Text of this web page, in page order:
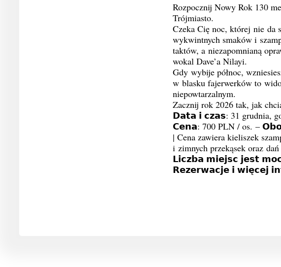
Rozpocznij Nowy Rok 130
Trójmiasto.
Czeka Cię noc, której nie da
wykwintnych smaków i
taktów, a niezapomnianą
wokal Dave’a Nilayi.
Gdy wybije północ,
w blasku fajerwerków to
niepowtarzalnym.
Zacznij rok 2026 tak, jak
𝗗𝗮𝘁𝗮 𝗶 𝗰𝘇𝗮𝘀: 31 grudnia,
𝗖𝗲𝗻𝗮: 700 PLN / os. –
| Cena zawiera kieliszek
i zimnych przekąsek oraz
𝗟𝗶𝗰𝘇𝗯𝗮 𝗺𝗶𝗲𝗷𝘀𝗰 𝗷𝗲𝘀𝘁
𝗥𝗲𝘇𝗲𝗿𝘄𝗮𝗰𝗷𝗲 𝗶 𝘄𝗶𝗲̨𝗰𝗲𝗷